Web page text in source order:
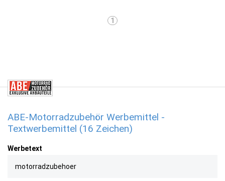
1
ABE-Motorradzubehör Werbemittel -
Textwerbemittel (16 Zeichen)
Werbetext
motorradzubehoer